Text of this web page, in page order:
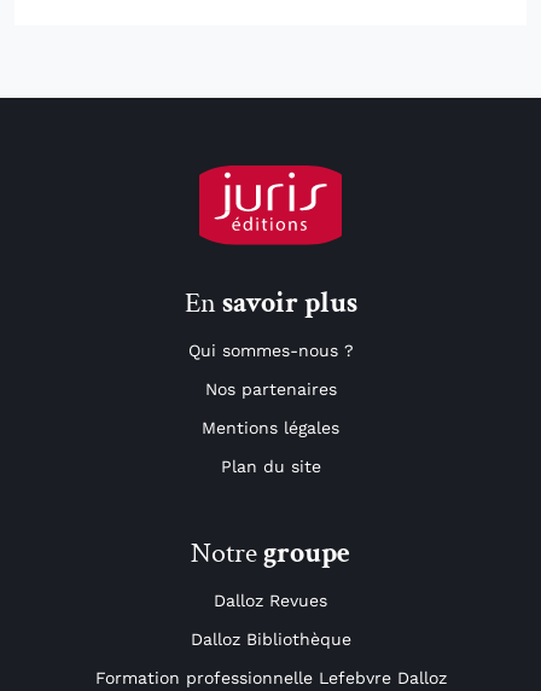
Ensavoir plus
Qui sommes-nous ?
Nos partenaires
Mentions légales
Plan du site
Notregroupe
Dalloz Revues
Dalloz Bibliothèque
Formation professionnelle Lefebvre Dalloz